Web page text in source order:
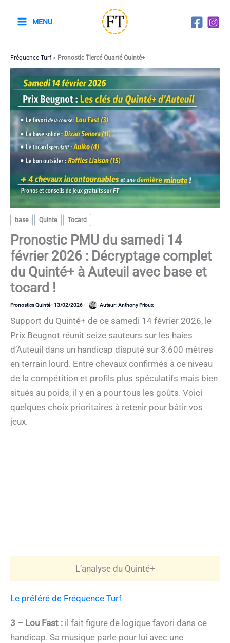
MENU
Fréquence Turf> Pronostic Tiercé Quarté Quinté+
base Quinte Tocard
Pronostic PMU du samedi 14
février 2026 : Décryptage complet
du Quinté+ à Auteuil avec base et
tocard !
Pronostics Quinté-13/02/2026- Auteur :Anthony Prioux
Support du Quinté+ de ce samedi 14 février 2026, le
Prix Beugnot réunit seize sauteurs sur les haies
d’Auteuil dans un handicap disputé sur 3.600 mètres
en terrain lourd. Entre chevaux confirmés à ce niveau
de la compétition et profils plus spéculatifs mais bien
situés au poids, il y en a pour tous les goûts. Voici
quelques choix prioritaires à retenir pour bâtir vos
jeux.
L’analyse du Quinté+
Le préféré de Fréquence Turf
3 – Lou Fast : il fait figure de logique favori dans ce
handicap. Sa musique parle pour lui avec une